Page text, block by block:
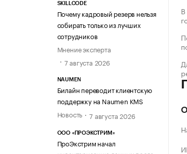
SKILLCODE
Почему кадровый резерв нельзя
собирать только из лучших
сотрудников
Мнение эксперта
7 августа 2026
NAUMEN
Билайн переводит клиентскую
поддержку на Naumen KMS
Новость
7 августа 2026
ООО «ПРОЭКСТРИМ»
ПроЭкстрим начал